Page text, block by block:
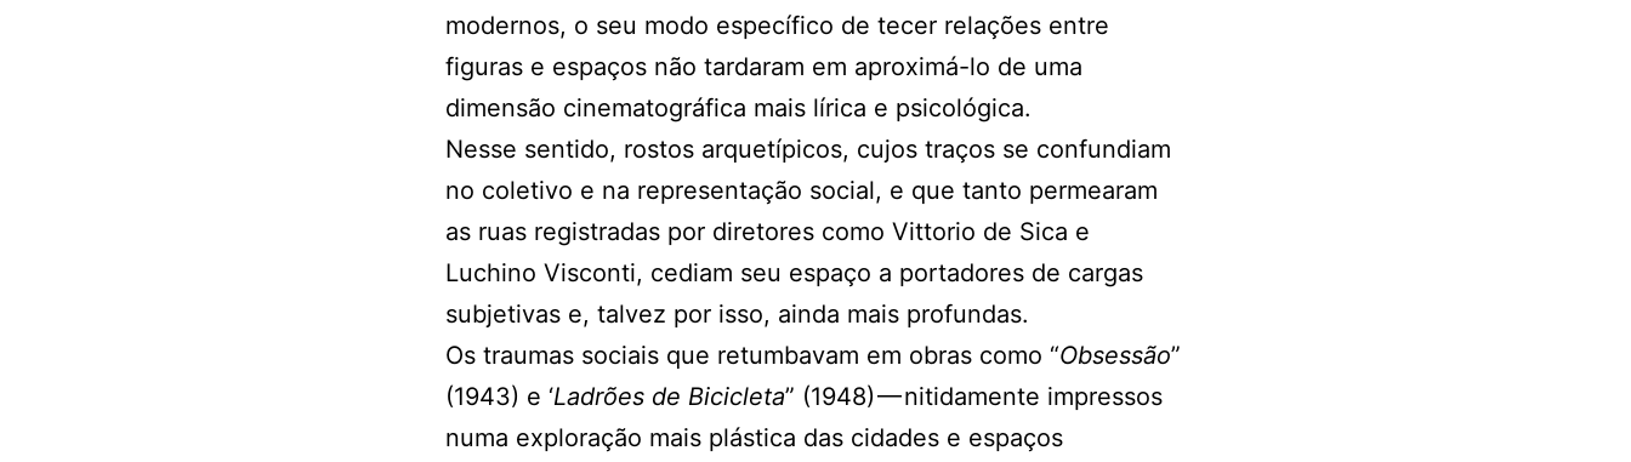
modernos, o seu modo específico de tecer relações entre
figuras e espaços não tardaram em aproximá-lo de uma
dimensão cinematográfica mais lírica e psicológica.
Nesse sentido, rostos arquetípicos, cujos traços se confundiam
no coletivo e na representação social, e que tanto permearam
as ruas registradas por diretores como Vittorio de Sica e
Luchino Visconti, cediam seu espaço a portadores de cargas
subjetivas e, talvez por isso, ainda mais profundas.
Os traumas sociais que retumbavam em obras como “Obsessão”
(1943) e ‘Ladrões de Bicicleta” (1948) — nitidamente impressos
numa exploração mais plástica das cidades e espaços